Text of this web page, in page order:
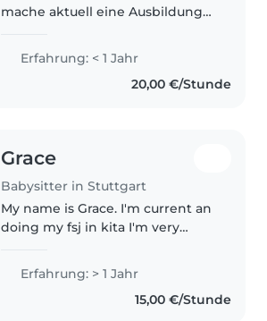
mache aktuell eine Ausbildung
ruhig, verantwortungsvoll und
habe durch meine Ausbildung
bereits viel Erfahrung im
Erfahrung: < 1 Jahr
20,00 €/Stunde
Grace
Babysitter in Stuttgart
My name is Grace. I'm current an
doing my fsj in kita I'm very
very well. I'm responsible and
patient.
Erfahrung: > 1 Jahr
15,00 €/Stunde